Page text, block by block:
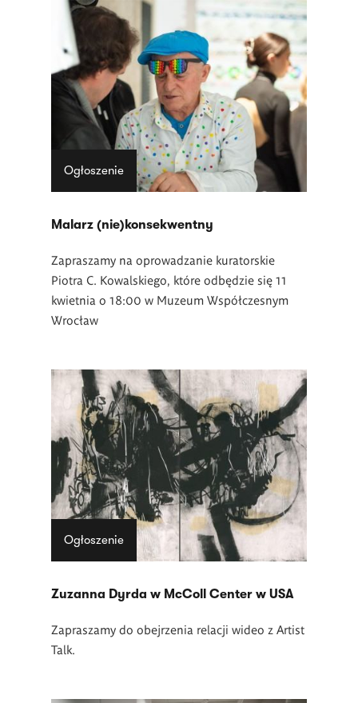
Ogłoszenie
Malarz (nie)konsekwentny
Zapraszamy na oprowadzanie kuratorskie
Piotra C. Kowalskiego, które odbędzie się 11
kwietnia o 18:00 w Muzeum Współczesnym
Wrocław
Ogłoszenie
Zuzanna Dyrda w McColl Center w USA
Zapraszamy do obejrzenia relacji wideo z Artist
Talk.